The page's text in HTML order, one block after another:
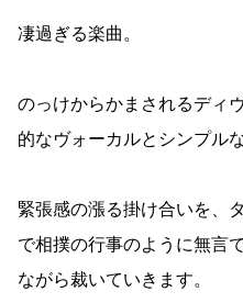
凄過ぎる楽曲。
のっけからかまされるディ
的なヴォーカルとシンプル
緊張感の漲る掛け合いを、
で相撲の行事のように無言
ながら裁いていきます。